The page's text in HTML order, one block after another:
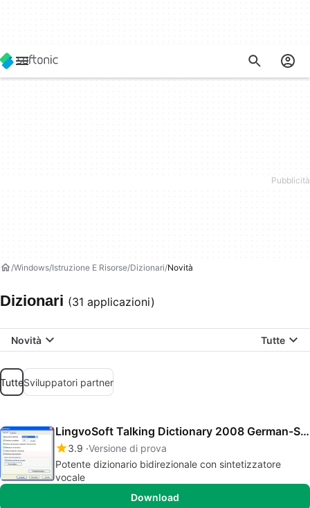
Windows Istruzione E Risorse Dizionari Novità
Dizionari (31 applicazioni)
Novità Tutte
TutteSviluppatori partner
LingvoSoft Talking Dictionary 2008 German-Spanish
3.9 Versione di prova
Potente dizionario bidirezionale con sintetizzatore
vocale
Download